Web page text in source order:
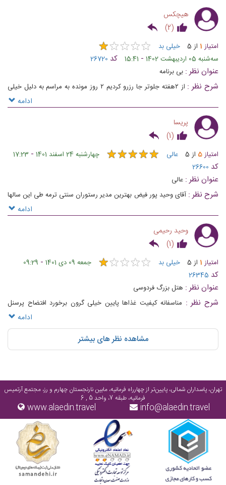
هیچکس
(
2
)
امتیاز 1 از 5 خیلی بد ★★★★★
★★★★★
ﺳﻪشنبه 05 اردیبهشت 1402 -
15:41 کد 26720
عنوان نظر : بی برنامه
شرح نظر :
از ۲هفته جلوتر جا رزرو کردیم ۲ روز مونده به مراسم به دلیل خیلی
خیلی مسخره کنسل کردن و گفتن جای دیگه رزو کنید واقعا متاسفم برا مدیریت
ادامه
پریسا
(
1
)
امتیاز5 از 5 عالی ★★★★★
★★★★★ چهارشنبه 24 اسفند 1401 -
17:23
کد 26600
عنوان نظر : عالی
شرح نظر : آقای وحید پور فیض بهترین مدیر رستوران سنتی ترمه طی این سالها
هستند . براشون آرزوی تنی سالم و دلی شاد دارم و امیدوارم بیش از پیش
ادامه
وحید رحیمی
(
1
)
امتیاز 1 از 5 خیلی بد ★★★★★
★★★★★ جمعه 09 دی 1401 -
09:29
کد 26345
عنوان نظر : هتل بزرگ فردوسی
شرح نظر : مناسفانه کیفیت غذاها پایین خیلی گرون برخورد افتضاح پرسنل
ادامه
مشاهده نظر های بیشتر
تهران، پاسداران شمالی، پایین‌تر از چهارراه فرمانیه، مابین نارنجستان چهارم و رز، مجتمع آرتمیس
فرمانیه، طبقه 7، واحد 5 , 6
info@alaedin.travel
www.alaedin.travel